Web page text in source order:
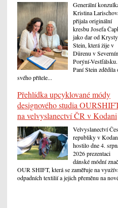
Generální
Kristina
přijala originální
kresbu Josefa
jako dar od
Stein, která žije v
Dürenu v
Porýní-Vestfálsku.
Paní Stein zdědila
svého přítele...
Přehlídka upcyklované módy
designového studia
na velvyslanectví ČR v Kodani
Velvyslanectví
republiky v
hostilo dne 4.
2026 prezentaci
dánské módní
OUR SHIFT, která se zaměřuje na
odpadních textilií a jejich přeměnu na